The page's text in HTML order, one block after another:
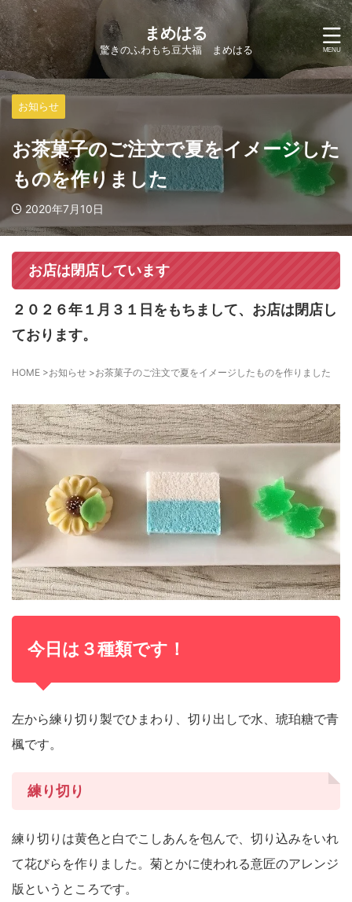
まめはる
驚きのふわもち豆大福 まめはる
お知らせ
お茶菓子のご注文で夏をイメージした
ものを作りました
2020年7月10日
お店は閉店しています
２０２６年１月３１日をもちまして、お店は閉店し
ております。
HOME >お知らせ >お茶菓子のご注文で夏をイメージしたものを作りました
今日は３種類です！
左から練り切り製でひまわり、切り出しで水、琥珀糖で青
楓です。
練り切り
練り切りは黄色と白でこしあんを包んで、切り込みをいれ
て花びらを作りました。菊とかに使われる意匠のアレンジ
版というところです。